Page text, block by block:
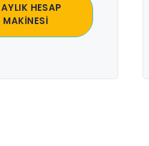
HESAP
MAKİNESİ